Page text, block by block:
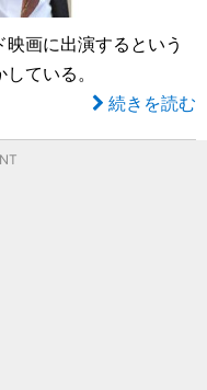
画に出演するという
ている。
続きを読む